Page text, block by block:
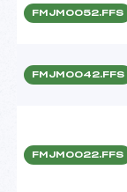
FMJM0052.FFS
FMJM0042.FFS
FMJM0022.FFS